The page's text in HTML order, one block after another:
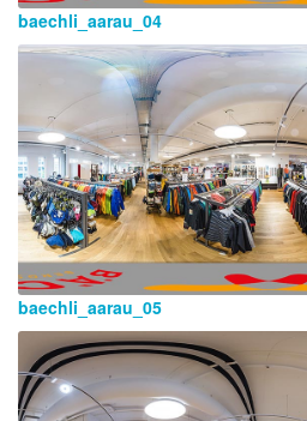
baechli_aarau_04
baechli_aarau_05